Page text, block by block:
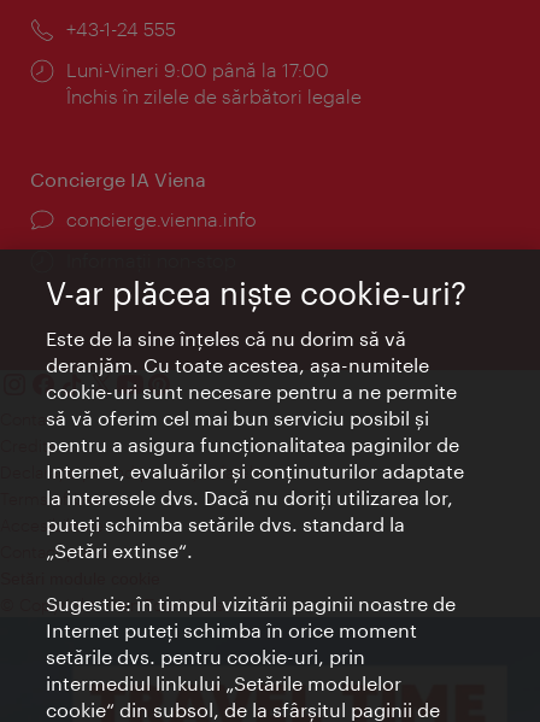
Telefon:
+43-1-24 555
Program:
Luni-Vineri 9:00 până la 17:00
Închis în zilele de sărbători legale
Concierge IA Viena
concierge.vienna.info
Contact
Credits
Declaraţie privind protecţia datelor
Terms of Use
Accesibilitate
Contact presa
© Copyright Wien Tourismus
V-ar plăcea nişte cookie-uri?
Este de la sine înţeles că nu dorim să vă
deranjăm. Cu toate acestea, aşa-numitele
cookie-uri sunt necesare pentru a ne permite
să vă oferim cel mai bun serviciu posibil şi
pentru a asigura funcţionalitatea paginilor de
Internet, evaluărilor şi conţinuturilor adaptate
la interesele dvs. Dacă nu doriţi utilizarea lor,
puteţi schimba setările dvs. standard la
„Setări extinse“.
Sugestie: în timpul vizitării paginii noastre de
Internet puteţi schimba în orice moment
setările dvs. pentru cookie-uri, prin
intermediul linkului „Setările modulelor
cookie“ din subsol, de la sfârşitul paginii de